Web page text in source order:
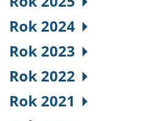
Rok 2024
Rok 2023
Rok 2022
Rok 2021